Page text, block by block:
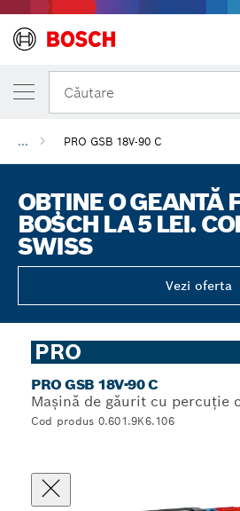
Căutare
... PRO GSB 18V-90 C
OBȚINE O GEANTĂ
BOSCH LA 5 LEI.
SWISS
Vezi oferta
PRO
PRO GSB 18V-90 C
Maşină de găurit cu percuţie
Cod produs 0.601.9K6.106